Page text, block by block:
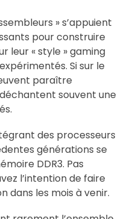
» s’appuient
pour construire
leur « style » gaming
Si sur le
paraître
souvent une
des processeurs
générations se
DDR3. Pas
l’intention de faire
dans les mois à venir.